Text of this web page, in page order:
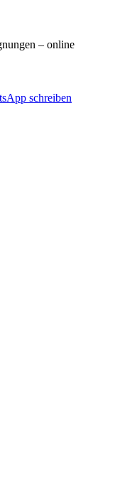
– online
schreiben